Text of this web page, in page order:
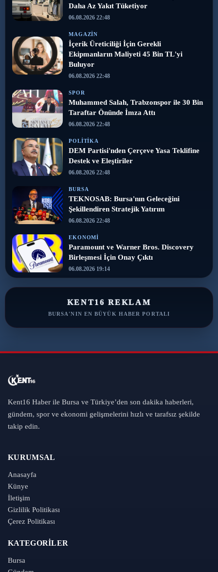
Daha Az Yakıt Tüketiyor
06.08.2026 22:48
MAGAZIN
İçerik Üreticiliği İçin Gerekli
Ekipmanların Maliyeti 45 Bin TL'yi
Buluyor
06.08.2026 22:48
SPOR
Muhammed Salah, Trabzonspor ile 30 Bin
Taraftar Önünde İmza Attı
06.08.2026 22:48
POLITIKA
DEM Partisi'nden Çerçeve Yasa Teklifine
Destek ve Eleştiriler
06.08.2026 22:48
BURSA
TEKNOSAB: Bursa'nın Geleceğini
Şekillendiren Stratejik Yatırım
06.08.2026 22:48
EKONOMI
Paramount ve Warner Bros. Discovery
Birleşmesi İçin Onay Çıktı
06.08.2026 19:14
KENT16 REKLAM
BURSA'NIN EN BÜYÜK HABER PORTALI
Kent16 Haber ile Bursa ve Türkiye’den son dakika haberleri,
gündem, spor ve ekonomi gelişmelerini hızlı ve tarafsız şekilde
takip edin.
KURUMSAL
Anasayfa
Künye
İletişim
Gizlilik Politikası
Çerez Politikası
KATEGORILER
Bursa